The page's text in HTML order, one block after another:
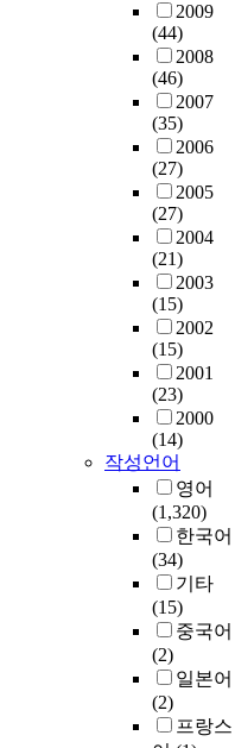
2009
(44)
2008
(46)
2007
(35)
2006
(27)
2005
(27)
2004
(21)
2003
(15)
2002
(15)
2001
(23)
2000
(14)
작성언어
영어
(1,320)
한국어
(34)
기타
(15)
중국어
(2)
일본어
(2)
프랑스